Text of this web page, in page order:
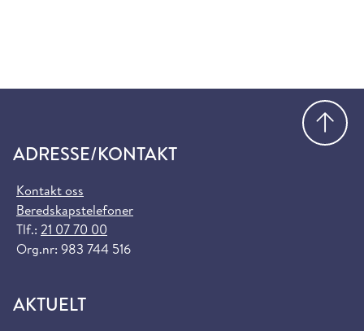
ADRESSE/KONTAKT
Kontakt oss
Beredskapstelefoner
Tlf.: 21 07 70 00
Org.nr: 983 744 516
AKTUELT